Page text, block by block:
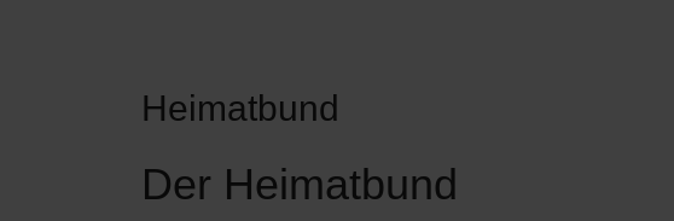
Heimatbund
Der Heimatbund